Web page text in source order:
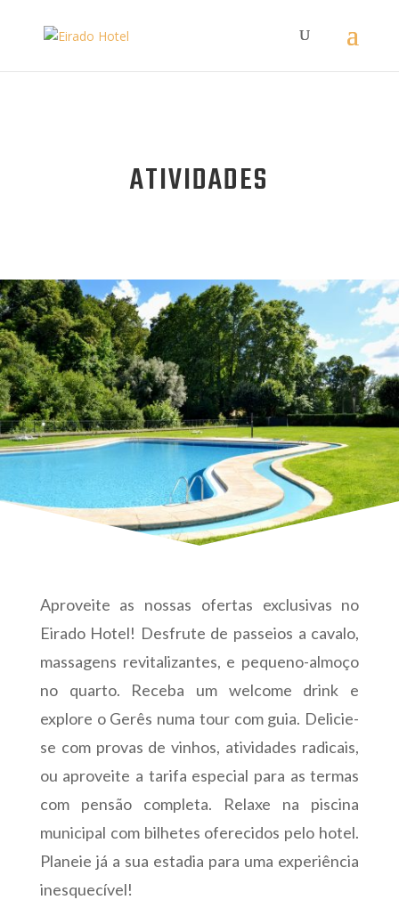
ATIVIDADES
Aproveite as nossas ofertas exclusivas no
Eirado Hotel! Desfrute de passeios a cavalo,
massagens revitalizantes, e pequeno-almoço
no quarto. Receba um welcome drink e
explore o Gerês numa tour com guia. Delicie-
se com provas de vinhos, atividades radicais,
ou aproveite a tarifa especial para as termas
com pensão completa. Relaxe na piscina
municipal com bilhetes oferecidos pelo hotel.
Planeie já a sua estadia para uma experiência
inesquecível!